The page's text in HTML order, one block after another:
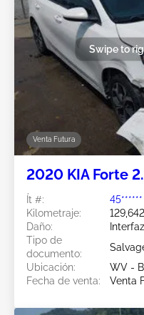
Venta Futura
Swipe to
2020 KIA Forte
Ít #:
45******
Kilometraje:
Daño:
Interfaz
Tipo de
documento:
Ubicación:
WV -
Fecha de venta:
Venta